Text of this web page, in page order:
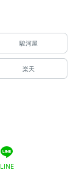
駿河屋
楽天
LINE